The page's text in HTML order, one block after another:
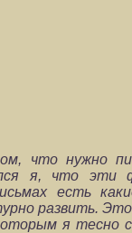
что нужно
я, что эти
есть
развить. Это
я тесно